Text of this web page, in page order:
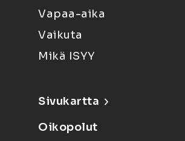
Vapaa-aika
Vaikuta
Mikä ISYY
Sivukartta
Oikopolut